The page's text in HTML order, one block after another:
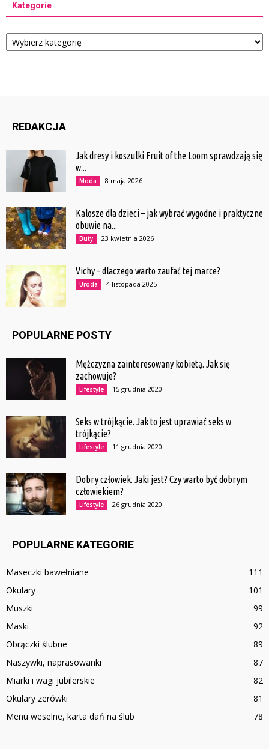
Kategorie
Kategorie
REDAKCJA
Jak dresy i koszulki Fruit of the Loom sprawdzają się
w...
Moda 8 maja 2026
Kalosze dla dzieci – jak wybrać wygodne i praktyczne
obuwie na...
Buty 23 kwietnia 2026
Vichy – dlaczego warto zaufać tej marce?
Uroda 4 listopada 2025
POPULARNE POSTY
Mężczyzna zainteresowany kobietą. Jak się
zachowuje?
Lifestyle 15 grudnia 2020
Seks w trójkącie. Jak to jest uprawiać seks w
trójkącie?
Lifestyle 11 grudnia 2020
Dobry człowiek. Jaki jest? Czy warto być dobrym
człowiekiem?
Lifestyle 26 grudnia 2020
POPULARNE KATEGORIE
Maseczki bawełniane
111
Okulary
101
Muszki
99
Maski
92
Obrączki ślubne
89
Naszywki, naprasowanki
87
Miarki i wagi jubilerskie
82
Okulary zerówki
81
Menu weselne, karta dań na ślub
78